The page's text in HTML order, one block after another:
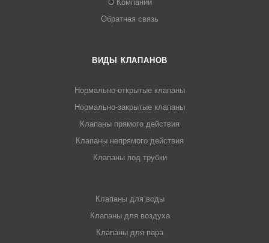
О Компании
Обратная связь
ВИДЫ КЛАПАНОВ
Нормально-открытые клапаны
Нормально-закрытые клапаны
Клапаны прямого действия
Клапаны непрямого действия
Клапаны под трубки
Клапаны для воды
Клапаны для воздуха
Клапаны для пара